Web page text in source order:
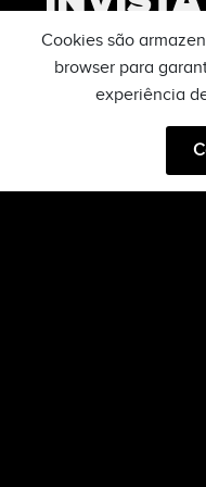
Cookies são
browser para
experiência